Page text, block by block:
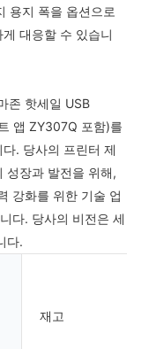
용지 폭을 옵션으로
대응할 수 있습니
존 핫세일 USB
앱 ZY307Q 포함)를
. 당사의 프린터 제
성장과 발전을 위해,
강화를 위한 기술 업
다. 당사의 비전은 세
다.
재고